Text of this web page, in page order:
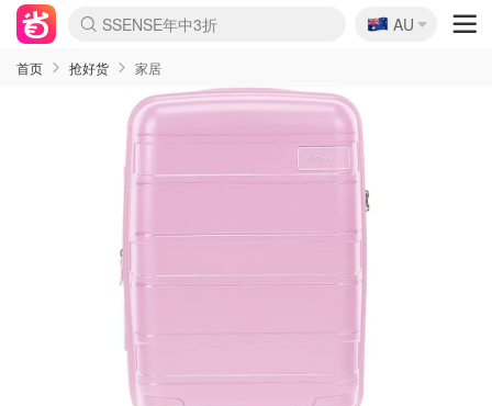
lululemon折扣上新
Sasa美妆护肤3.5折
SSENSE年中3折
FreshBeauty好价汇总
Cettire降价+叠9折
Farfetch折上8折
WWS Coles超市实拍
viagogo二手票捡漏
Myer清仓1折起
The Outnet奢牌1折起
David Jones 3折起
Flannels大牌1折
Perfumes Club护肤1折
AMIRO返校季6.2折
Oweek抽奖送Airpods
Amazon折扣汇总
eToro入金$200送$50
Amazon数码好物
ICONIC本周7.5折
ThedoubleF高奢地板价
Moose Knuckles 6折
丝芙兰5折起
EUFY官网3.7折起
Selenichast首饰2折
Trip机票酒店促销
YSL送5件彩妆礼
Amazon家居好物
BIGBANG巡演开票
David Jones时尚3折
Amazon美妆护肤
雅漾大喷$8
过敏原检测盒$33
伊索独家赠50ml沐浴露
科颜氏清仓3折
SEALIFE海洋馆门票6折
丝塔芙大白罐$16
订阅Newsletter送香薰
Cult Beauty 6.8折
Harrods圣诞日历2.3折
LN-CC奢牌私促3折
d'Alba空姐喷雾$16
EVE LOM套装逆天2折
Bernardelli独家4折
Adore Beauty 6折起
CT圣诞日历
Mytheresa奢品2.7折
Luxury Escapes 9折
Currentbody美容仪9折
MOON Garden Live
ALLSAINTS美衣3折
Roborock扫地机3.7折
Tingo Life水杯$24
Valentino官网5折
CR洗发护发6.3折
🇦🇺
AU
首页 抢好货 家居